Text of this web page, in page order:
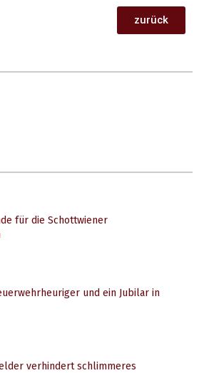
zurück
für die Schottwiener
und ein Jubilar in
verhindert schlimmeres